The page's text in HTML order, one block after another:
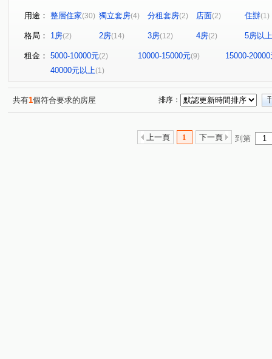
無 (1) 音悅琉璃 (1) 和境寓見 (2) 三本四季 大來賞
青川馥
遠雄夏沐 桃園第一廣場二期商業大樓(1)
達曜輕鬆GO(1) 竹城鶴岡(1) 雙享樓(1) 昭揚君喆 (1)
傳佳謙里(1)
竹城和賞(1) 中興路(1) 大觀路(1) 南福街(2)
六合一
自立一街(1) 春日路 (1) 中正三街(1)
莊敬
美和路(1) 青田街(1) 富國路三段(1) 中山東路(1)
航
文化路 (1) 大興西路二段(1)
用途： 整層住家(30) 獨立套房(4) 分租套房(2) 店面(2) 住辦(1)
格局： 1房(2) 2房(14) 3房(12) 4房(2) 5房以上
租金： 5000-10000元(2) 10000-15000元(9)
15000-20000
40000元以上(1)
共有1個符合要求的房屋 排序：
上一頁 1 下一頁 到第